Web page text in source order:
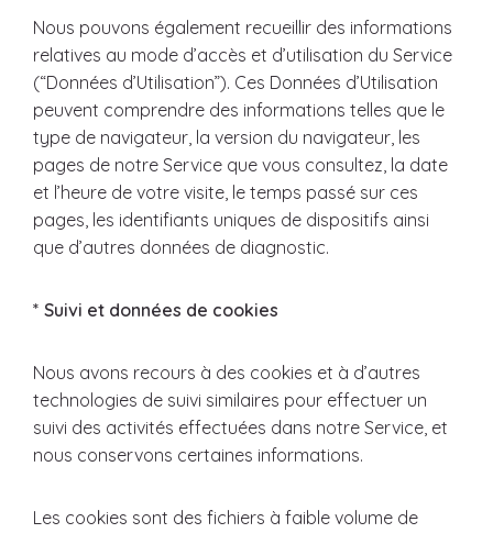
Nous pouvons également recueillir des informations
relatives au mode d’accès et d’utilisation du Service
(“Données d’Utilisation”). Ces Données d’Utilisation
peuvent comprendre des informations telles que le
type de navigateur, la version du navigateur, les
pages de notre Service que vous consultez, la date
et l’heure de votre visite, le temps passé sur ces
pages, les identifiants uniques de dispositifs ainsi
que d’autres données de diagnostic.
* Suivi et données de cookies
Nous avons recours à des cookies et à d’autres
technologies de suivi similaires pour effectuer un
suivi des activités effectuées dans notre Service, et
nous conservons certaines informations.
Les cookies sont des fichiers à faible volume de